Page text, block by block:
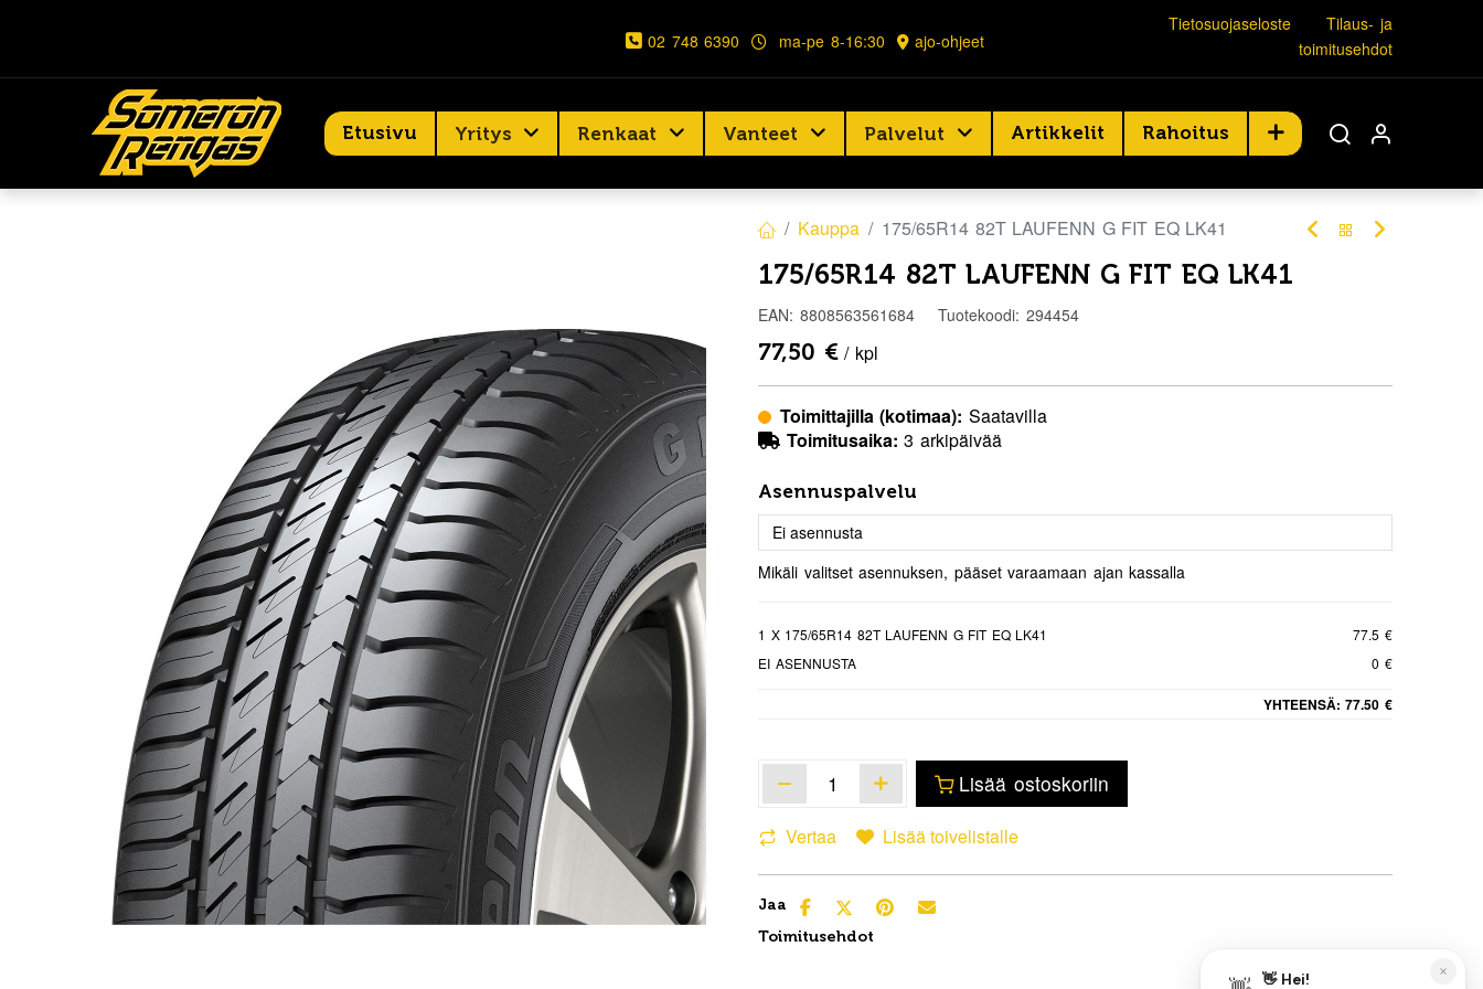
02 748 6390 ma-pe 8-16:30 ajo-ohjeet
Tietosuojaseloste
Tilaus- ja
toimitusehdot
Etusivu Yritys Renkaat Vanteet Palvelut Artikkelit Rahoitus
Kauppa 175/65R14 82T LAUFENN G FIT EQ LK41
175/65R14 82T LAUFENN G FIT EQ LK41
EAN: 8808563561684 Tuotekoodi: 294454
77,50 € / kpl
Toimittajilla (kotimaa): Saatavilla
Toimitusaika: 3 arkipäivää
Asennuspalvelu
Mikäli valitset asennuksen, pääset varaamaan ajan kassalla
1 X 175/65R14 82T LAUFENN G FIT EQ LK41
77.5 €
EI ASENNUSTA
0 €
YHTEENSÄ: 77.50 €
Lisää ostoskoriin
Vertaa Lisää toivelistalle
Jaa
Toimitusehdot